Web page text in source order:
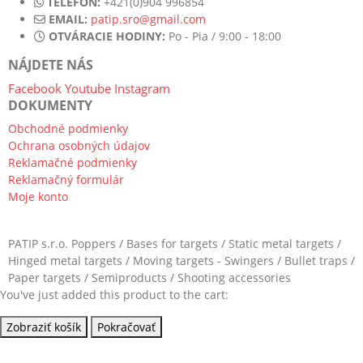
EMAIL: patip.sro@gmail.com
OTVÁRACIE HODINY: Po - Pia / 9:00 - 18:00
NÁJDETE NÁS
Facebook Youtube Instagram
DOKUMENTY
Obchodné podmienky
Ochrana osobných údajov
Reklamačné podmienky
Reklamačný formulár
Moje konto
PATIP s.r.o. Poppers / Bases for targets / Static metal targets /
Hinged metal targets / Moving targets - Swingers / Bullet traps /
Paper targets / Semiproducts / Shooting accessories
You've just added this product to the cart:
Zobraziť košík Pokračovať